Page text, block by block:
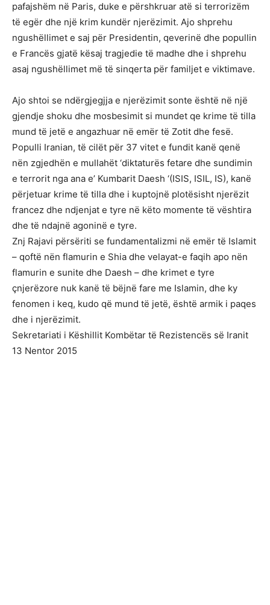
pafajshëm në Paris, duke e përshkruar atë si terrorizëm
të egër dhe një krim kundër njerëzimit. Ajo shprehu
ngushëllimet e saj për Presidentin, qeverinë dhe popullin
e Francës gjatë kësaj tragjedie të madhe dhe i shprehu
asaj ngushëllimet më të sinqerta për familjet e viktimave.
Ajo shtoi se ndërgjegjja e njerëzimit sonte është në një
gjendje shoku dhe mosbesimit si mundet qe krime të tilla
mund të jetë e angazhuar në emër të Zotit dhe fesë.
Populli Iranian, të cilët për 37 vitet e fundit kanë qenë
nën zgjedhën e mullahët ‘diktaturës fetare dhe sundimin
e terrorit nga ana e’ Kumbarit Daesh ‘(ISIS, ISIL, IS), kanë
përjetuar krime të tilla dhe i kuptojnë plotësisht njerëzit
francez dhe ndjenjat e tyre në këto momente të vështira
dhe të ndajnë agoninë e tyre.
Znj Rajavi përsëriti se fundamentalizmi në emër të Islamit
– qoftë nën flamurin e Shia dhe velayat-e faqih apo nën
flamurin e sunite dhe Daesh – dhe krimet e tyre
çnjerëzore nuk kanë të bëjnë fare me Islamin, dhe ky
fenomen i keq, kudo që mund të jetë, është armik i paqes
dhe i njerëzimit.
Sekretariati i Këshillit Kombëtar të Rezistencës së Iranit
13 Nentor 2015